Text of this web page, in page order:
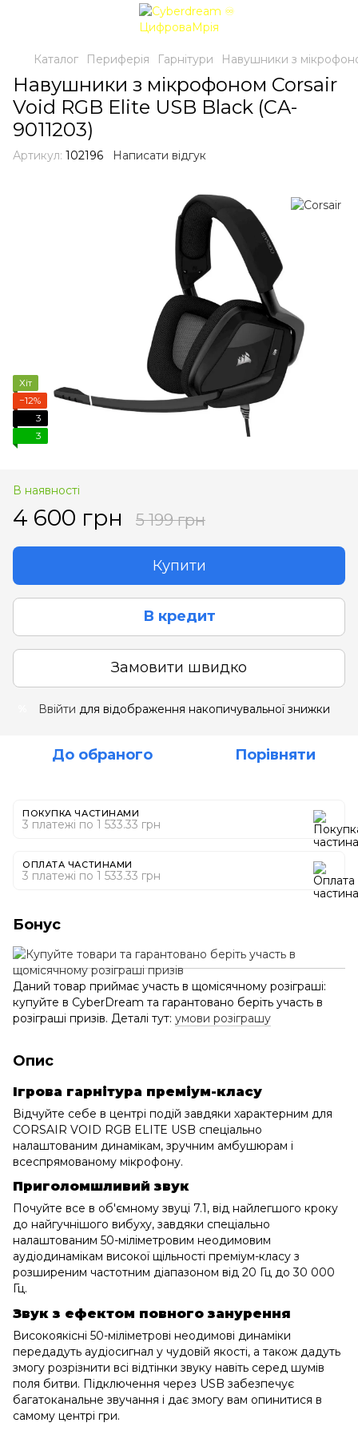
Каталог Периферія Гарнітури Навушники з
Навушники з мікрофоном Corsair
Void RGB Elite USB Black (CA-
9011203)
Артикул: 102196 Написати відгук
Хіт
−12%
3
3
В наявності
4 600 грн 5 199 грн
Купити
В кредит
Замовити швидко
Ввійти для відображення накопичувальної знижки
До обраного Порівняти
ПОКУПКА ЧАСТИНАМИ
3 платежі по 1 533.33 грн
ОПЛАТА ЧАСТИНАМИ
3 платежі по 1 533.33 грн
Бонус
Даний товар приймає участь в щомісячному розіграші:
купуйте в CyberDream та гарантовано беріть участь в
розіграші призів. Деталі тут: умови розіграшу
Опис
Ігрова гарнітура преміум-класу
Відчуйте себе в центрі подій завдяки характерним для
CORSAIR VOID RGB ELITE USB спеціально
налаштованим динамікам, зручним амбушюрам і
всеспрямованому мікрофону.
Приголомшливий звук
Почуйте все в об'ємному звуці 7.1, від найлегшого кроку
до найгучнішого вибуху, завдяки спеціально
налаштованим 50-міліметровим неодимовим
аудіодинамікам високої щільності преміум-класу з
розширеним частотним діапазоном від 20 Гц до 30 000
Гц.
Звук з ефектом повного занурення
Високоякісні 50-міліметрові неодимові динаміки
передадуть аудіосигнал у чудовій якості, а також дадуть
змогу розрізнити всі відтінки звуку навіть серед шумів
поля битви. Підключення через USB забезпечує
багатоканальне звучання і дає змогу вам опинитися в
самому центрі гри.